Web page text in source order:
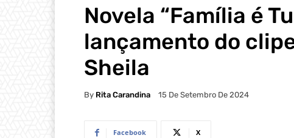
Novela “Família é
lançamento do
Sheila
By Rita Carandina 15 De Setembro De 2024
Facebook X